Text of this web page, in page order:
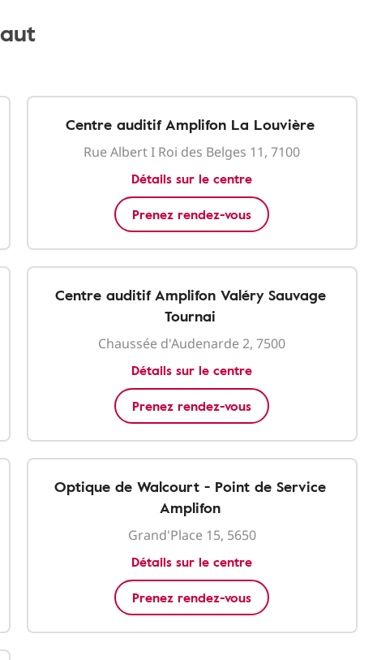
Centre auditif Amplifon La Louvière
Rue Albert I Roi des Belges 11, 7100
Détails sur le centre
Prenez rendez-vous
Centre auditif Amplifon Valéry Sauvage
Tournai
Chaussée d'Audenarde 2, 7500
Détails sur le centre
Prenez rendez-vous
Optique de Walcourt - Point de Service
Amplifon
Grand'Place 15, 5650
Détails sur le centre
Prenez rendez-vous